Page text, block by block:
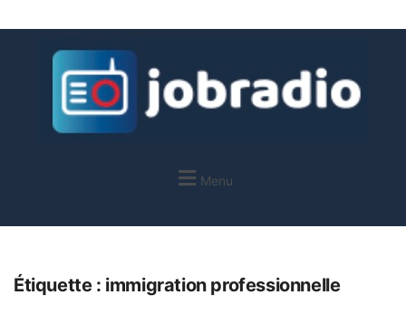
Menu
Étiquette : immigration professionnelle